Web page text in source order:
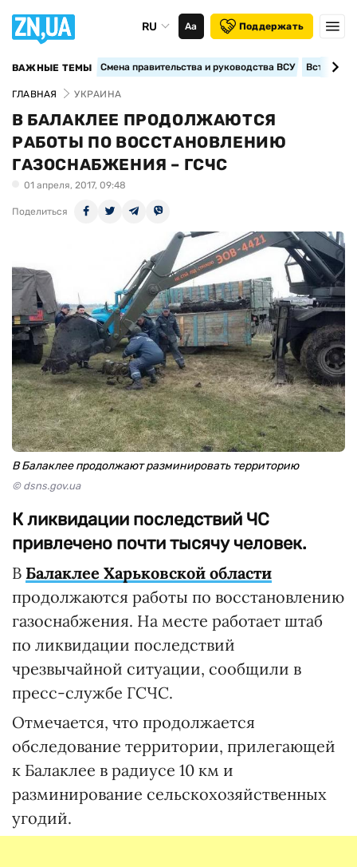
RU Аа Поддержать
ВАЖНЫЕ ТЕМЫ Смена правительства и руководства ВСУ
ГЛАВНАЯ УКРАИНА
В БАЛАКЛЕЕ ПРОДОЛЖАЮТСЯ
РАБОТЫ ПО ВОССТАНОВЛЕНИЮ
ГАЗОСНАБЖЕНИЯ – ГСЧС
01 апреля, 2017, 09:48
Поделиться
В Балаклее продолжают разминировать территорию
© dsns.gov.ua
К ликвидации последствий ЧС
привлечено почти тысячу человек.
В Балаклее Харьковской области
продолжаются работы по восстановлению
газоснабжения. На месте работает штаб
по ликвидации последствий
чрезвычайной ситуации, сообщили в
пресс-службе ГСЧС.
Отмечается, что продолжается
обследование территории, прилегающей
к Балаклее в радиусе 10 км и
разминирование сельскохозяйственных
угодий.